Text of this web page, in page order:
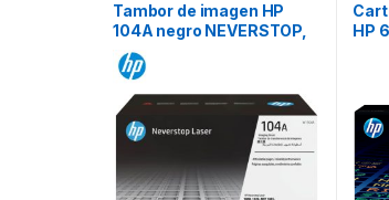
Tambor de imagen HP
104A negro NEVERSTOP,
láser original (W1104A)
HP